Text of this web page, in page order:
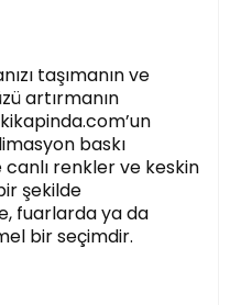
taşımanın ve
artırmanın
baskı
renkler ve keskin
şekilde
fuarlarda ya da
bir seçimdir.